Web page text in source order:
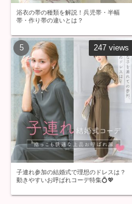
浴衣の帯の種類を解説！兵児帯・半幅
帯・作り帯の違いとは？
子連れ参加の結婚式で理想のドレスは？
動きやすいお呼ばれコーデ特集💍💖
247 views